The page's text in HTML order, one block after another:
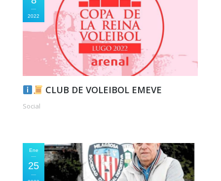
2022
CLUB DE VOLEIBOL EMEVE
Social
Ene
25